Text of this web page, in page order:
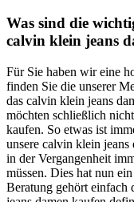
Was sind die
calvin klein jeans
Für Sie haben wir eine
finden Sie die unserer
das calvin klein jeans
möchten schließlich
kaufen. So etwas ist
unsere calvin klein
in der Vergangenheit
müssen. Dies hat nun
Beratung gehört einfach